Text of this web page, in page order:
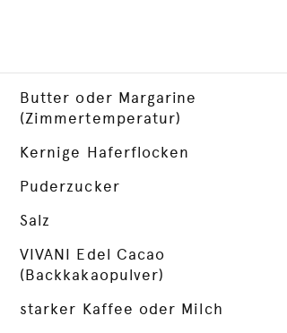
Butter oder Margarine
(Zimmertemperatur)
Kernige Haferflocken
Puderzucker
Salz
VIVANI Edel Cacao
(Backkakaopulver)
starker Kaffee oder Milch